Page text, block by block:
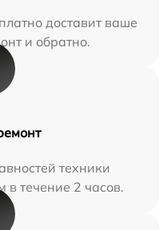
доставит ваше
и обратно.
техники
в течение 2 часов.